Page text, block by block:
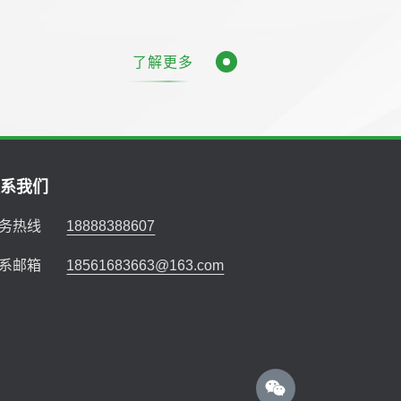
了解更多
我们
热线 18888388607
邮箱 18561683663@163.com